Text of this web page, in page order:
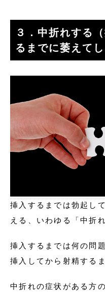
３．中折れする
るまでに萎えてし
挿入するまでは勃起し
える、いわゆる「中折れ
挿入するまでは何の問
挿入してから射精する
中折れの症状がある方